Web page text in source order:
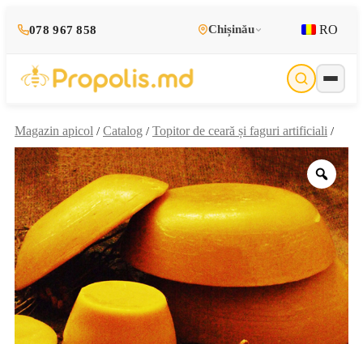
078 967 858 Chișinău RO
Magazin apicol / Catalog / Topitor de ceară și faguri artificiali /